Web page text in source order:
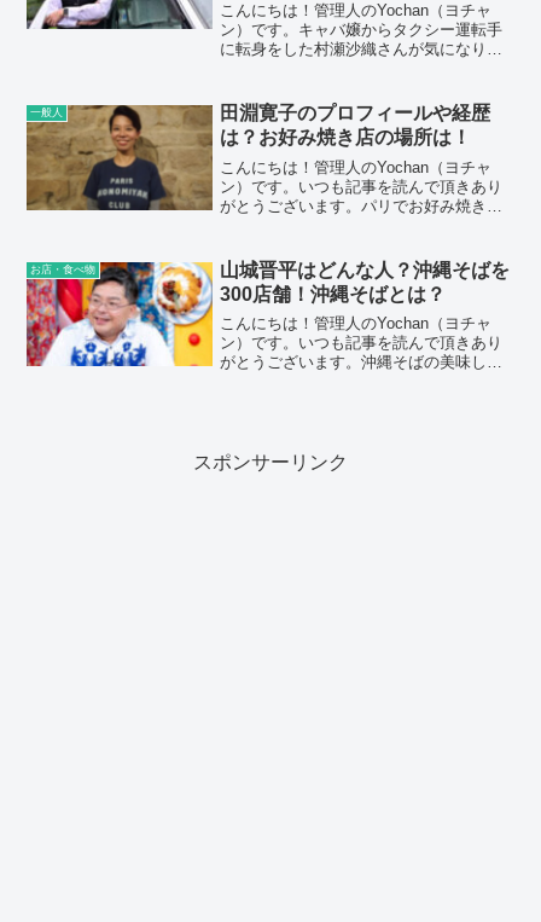
こんにちは！管理人のYochan（ヨチャ
ン）です。キャバ嬢からタクシー運転手
に転身をした村瀬沙織さんが気になり調
婚・まとめについてお伝えいたします！
スポンサーリンク
一般人
田淵寛子のプロフィールや経歴
は？お好み焼き店の場所は！
こんにちは！管理人のYochan（ヨチャ
ン）です。いつも記事を読んで頂きあり
がとうございます。パリでお好み焼き店
の・プロフィール・経歴・お店の場所・
まとめについてお伝え...
お店・食べ物
山城晋平はどんな人？沖縄そばを
300店舗！沖縄そばとは？
こんにちは！管理人のYochan（ヨチャ
ン）です。いつも記事を読んで頂きあり
がとうございます。沖縄そばの美味しさ
スポンサーリンク